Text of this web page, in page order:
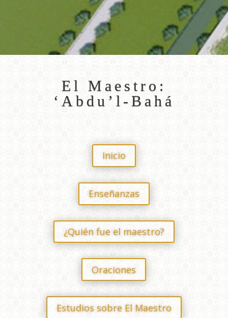
El Maestro:
‘Abdu’l-Bahá
Inicio
Enseñanzas
¿Quién fue el maestro?
Oraciones
Estudios sobre El Maestro